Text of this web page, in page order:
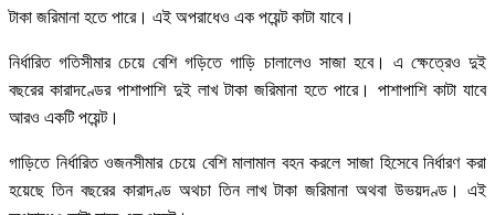
টাকা জরিমানা হতে পারে। এই অপরাধেও এক পয়েন্ট কাটা যাবে।
নির্ধারিত গতিসীমার চেয়ে বেশি গড়িতে গাড়ি চালালেও সাজা হবে। এ ক্ষেত্রেও দুই
বছরের কারাদণ্ডের পাশাপাশি দুই লাখ টাকা জরিমানা হতে পারে। পাশাপাশি কাটা যাবে
আরও একটি পয়েন্ট।
গাড়িতে নির্ধারিত ওজনসীমার চেয়ে বেশি মালামাল বহন করলে সাজা হিসেবে নির্ধারণ করা
হয়েছে তিন বছরের কারাদণ্ড অথচা তিন লাখ টাকা জরিমানা অথবা উভয়দণ্ড। এই